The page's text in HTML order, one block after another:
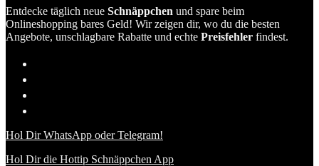
Entdecke täglich neue Schnäppchen und spare beim
Onlineshopping bares Geld! Wir zeigen dir, wo du die besten
Angebote, unschlagbare Rabatte und echte Preisfehler findest.
Hol Dir WhatsApp oder Telegram!
Hol Dir die Hottip Schnäppchen App